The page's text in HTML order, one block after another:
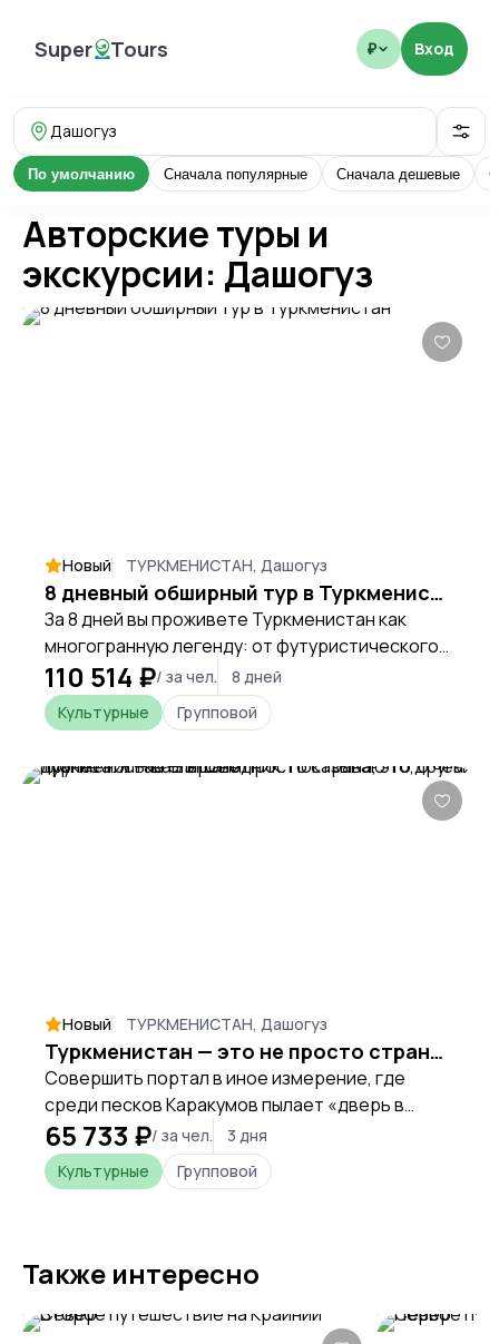
Super Tours
SuperTours ₽ Вход
Дашогуз
По умолчанию Сначала популярные Сначала дешевые
Авторские туры и
экскурсии: Дашогуз
Новый ТУРКМЕНИСТАН, Дашогуз
8 дневный обширный тур в Туркменистан
За 8 дней вы проживете Туркменистан как
многогранную легенду: от футуристического
мрамора Ашхабада до огня в пустыне и
древних городов Шелкового пути. Это
путешествие для тех, кто хочет не просто
контрастам и получить полную, цельную
110 514 ₽/ за чел.
8 дней
Культурные
Групповой
Новый ТУРКМЕНИСТАН, Дашогуз
Туркменистан — это не просто страна, это другая планета. Я — ваш проводник. Показываю то, о чем другие только слышали.
Совершить портал в иное измерение, где
среди песков Каракумов пылает «дверь в
преисподнюю», а посреди пустыни высится
город из Книги рекордов Гиннесса.
65 733 ₽/ за чел.
3 дня
Культурные
Групповой
Также интересно